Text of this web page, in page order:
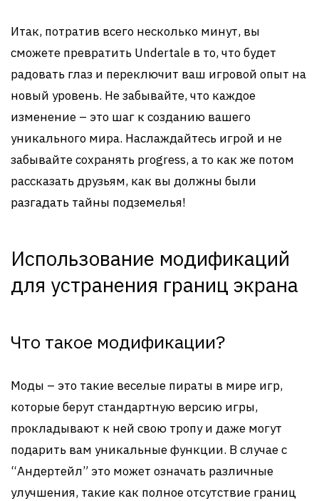
Итак, потратив всего несколько минут, вы
сможете превратить Undertale в то, что будет
радовать глаз и переключит ваш игровой опыт на
новый уровень. Не забывайте, что каждое
изменение – это шаг к созданию вашего
уникального мира. Наслаждайтесь игрой и не
забывайте сохранять progress, а то как же потом
рассказать друзьям, как вы должны были
разгадать тайны подземелья!
Использование модификаций
для устранения границ экрана
Что такое модификации?
Моды – это такие веселые пираты в мире игр,
которые берут стандартную версию игры,
прокладывают к ней свою тропу и даже могут
подарить вам уникальные функции. В случае с
“Андертейл” это может означать различные
улучшения, такие как полное отсутствие границ